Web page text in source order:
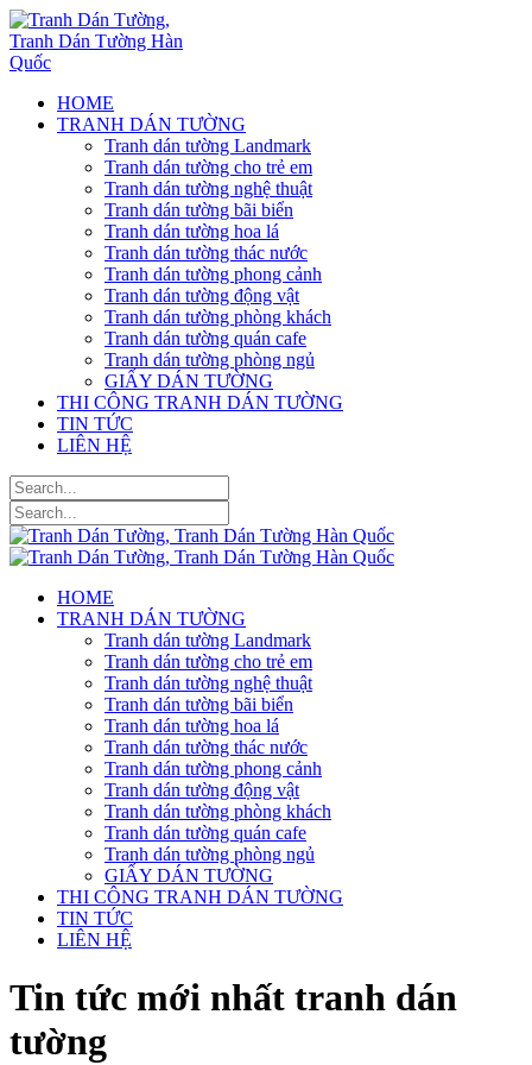
HOME
TRANH DÁN TƯỜNG
Tranh dán tường Landmark
Tranh dán tường cho trẻ em
Tranh dán tường nghệ thuật
Tranh dán tường bãi biển
Tranh dán tường hoa lá
Tranh dán tường thác nước
Tranh dán tường phong cảnh
Tranh dán tường động vật
Tranh dán tường phòng khách
Tranh dán tường quán cafe
Tranh dán tường phòng ngủ
GIẤY DÁN TƯỜNG
THI CÔNG TRANH DÁN TƯỜNG
TIN TỨC
LIÊN HỆ
HOME
TRANH DÁN TƯỜNG
Tranh dán tường Landmark
Tranh dán tường cho trẻ em
Tranh dán tường nghệ thuật
Tranh dán tường bãi biển
Tranh dán tường hoa lá
Tranh dán tường thác nước
Tranh dán tường phong cảnh
Tranh dán tường động vật
Tranh dán tường phòng khách
Tranh dán tường quán cafe
Tranh dán tường phòng ngủ
GIẤY DÁN TƯỜNG
THI CÔNG TRANH DÁN TƯỜNG
TIN TỨC
LIÊN HỆ
Tin tức mới nhất tranh dán
tường